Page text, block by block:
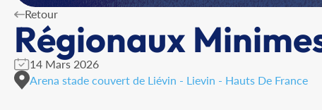
Retour
Régionaux
14 Mars 2026
Arena stade couvert de Liévin - Lievin - Hauts De France